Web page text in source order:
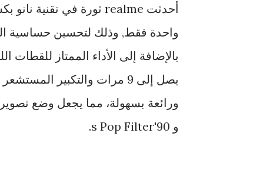
واحدة فقط, وذلك لتحسين حساسية
بالإضافة إلى الأداء الممتاز للقطات
و 90's Pop Filter.